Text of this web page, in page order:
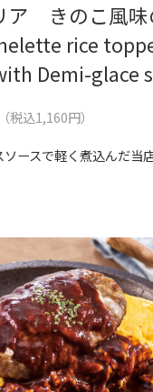
ア きのこ風味
rice
Demi-glace
（税込1,160円）
ースで軽く煮込んだ当